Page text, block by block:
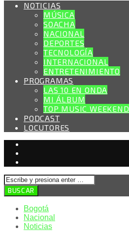
NOTICIAS
MÚSICA
SOACHA
NACIONAL
DEPORTES
TECNOLOGÍA
INTERNACIONAL
ENTRETENIMIENTO
PROGRAMAS
LAS 10 EN ONDA
MI ÁLBUM
TOP MUSIC WEEKEND
PODCAST
LOCUTORES
Bogotá
Nacional
Noticias